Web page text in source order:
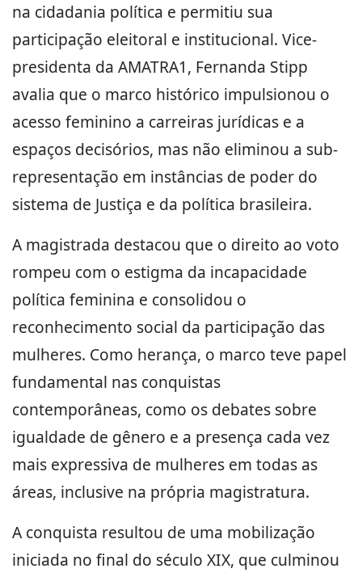
na cidadania política e permitiu sua
participação eleitoral e institucional. Vice-
presidenta da AMATRA1, Fernanda Stipp
avalia que o marco histórico impulsionou o
acesso feminino a carreiras jurídicas e a
espaços decisórios, mas não eliminou a sub-
representação em instâncias de poder do
sistema de Justiça e da política brasileira.
A magistrada destacou que o direito ao voto
rompeu com o estigma da incapacidade
política feminina e consolidou o
reconhecimento social da participação das
mulheres. Como herança, o marco teve papel
fundamental nas conquistas
contemporâneas, como os debates sobre
igualdade de gênero e a presença cada vez
mais expressiva de mulheres em todas as
áreas, inclusive na própria magistratura.
A conquista resultou de uma mobilização
iniciada no final do século XIX, que culminou